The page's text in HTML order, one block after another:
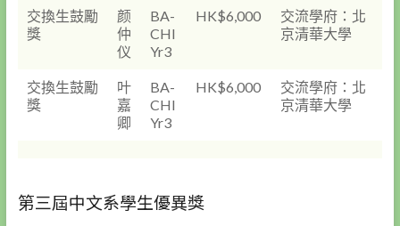
交換生鼓勵
獎
颜
仲
仪
BA-
CHI
Yr3
HK$6,000
交流學府：北
京清華大學
交換生鼓勵
獎
叶
嘉
卿
BA-
CHI
Yr3
HK$6,000
交流學府：北
京清華大學
第三屆中文系學生優異獎